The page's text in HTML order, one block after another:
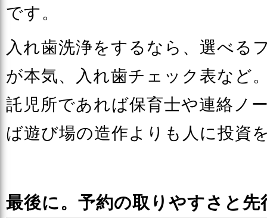
です。
入れ歯洗浄をするなら、選べる
が本気、入れ歯チェック表など
託児所であれば保育士や連絡ノ
ば遊び場の造作よりも人に投資
最後に。予約の取りやすさと先